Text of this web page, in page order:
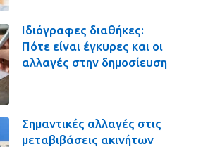
Ιδιόγραφες διαθήκες:
Πότε είναι έγκυρες και οι
αλλαγές στην δημοσίευση
Σημαντικές αλλαγές στις
μεταβιβάσεις ακινήτων